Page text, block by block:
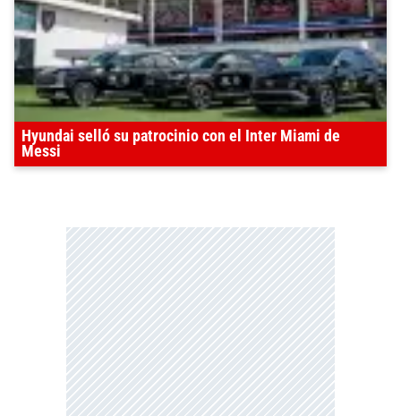
Hyundai selló su patrocinio con el Inter Miami de
Messi